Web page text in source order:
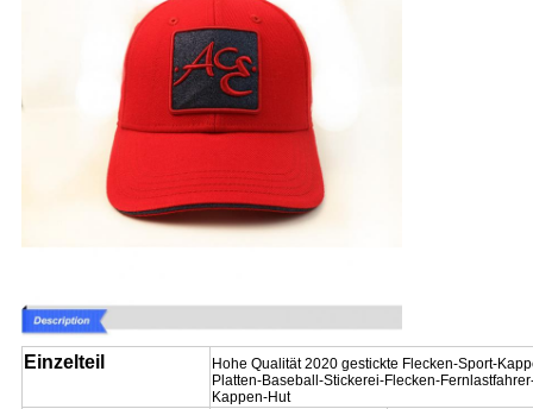
Einzelteil
Hohe Qualität 2020 gestickte Flecken-Sport-
Platten-Baseball-Stickerei-Flecken-
Kappen-Hut